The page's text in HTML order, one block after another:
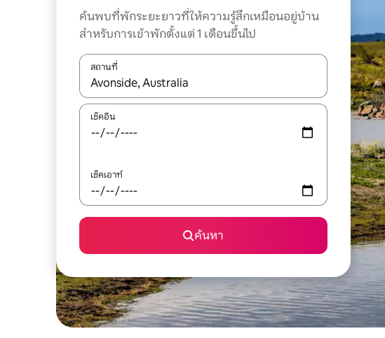
ค้นพบที่พักระยะยาวที่ให้ความรู้สึกเหมือนอยู่บ้าน
สำหรับการเข้าพักตั้งแต่ 1 เดือนขึ้นไป
สถานที่
ใช้ลูกศรขึ้นลง หรือใช้การสัมผัสหรือปัด เพื่อสำรวจผลการค้นหา
เช็คอิน
เช็คเอาท์
ค้นหา